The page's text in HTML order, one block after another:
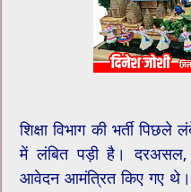
शिक्षा विभाग की भर्ती
में लंबित पड़ी है।
आवेदन आमंत्रित किए गए